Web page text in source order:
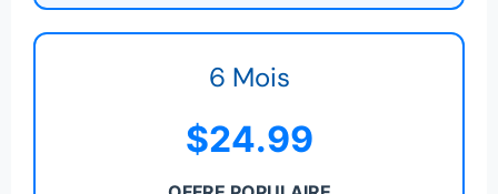
6 Mois
$24.99